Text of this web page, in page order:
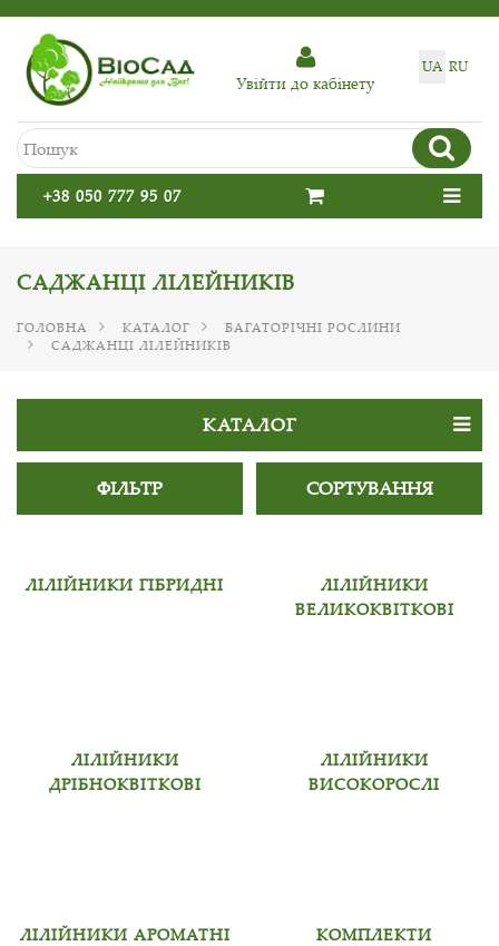
UA RU
Увiйти до кабiнету
+38 050 777 95 07
САДЖАНЦІ ЛІЛЕЙНИКІВ
ГОЛОВНА КАТАЛОГ
БАГАТОРІЧНІ РОСЛИНИ
САДЖАНЦІ ЛІЛЕЙНИКІВ
КАТАЛОГ
ФІЛЬТР СОРТУВАННЯ
ЛІЛІЙНИКИ ГІБРИДНІ
ЛІЛІЙНИКИ
ВЕЛИКОКВІТКОВІ
ЛІЛІЙНИКИ
ДРІБНОКВІТКОВІ
ЛІЛІЙНИКИ
ВИСОКОРОСЛІ
ЛІЛІЙНИКИ АРОМАТНІ
КОМПЛЕКТИ